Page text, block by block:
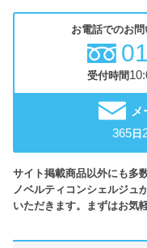
お電話でのお
受付時間
365 日
サイト掲載商品以外にも多
ノベルティコンシェルジュ
いただきます。まずはお気